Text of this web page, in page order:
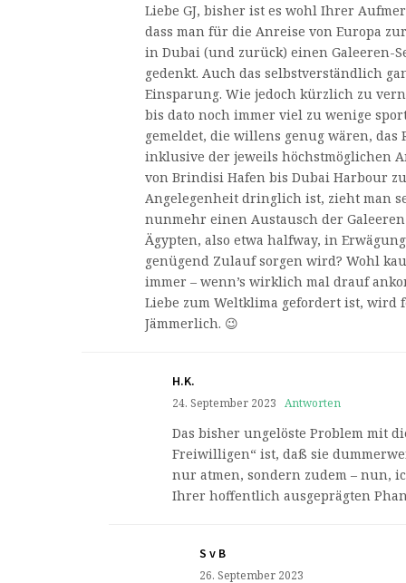
Liebe GJ, bisher ist es wohl Ihrer
dass man für die Anreise von Europa
in Dubai (und zurück) einen Galeeren-
gedenkt. Auch das selbstverständlich
Einsparung. Wie jedoch kürzlich zu
bis dato noch immer viel zu wenige
gemeldet, die willens genug wären, das
inklusive der jeweils höchstmöglichen
von Brindisi Hafen bis Dubai Harbour
Angelegenheit dringlich ist, zieht man
nunmehr einen Austausch der
Ägypten, also etwa halfway, in
genügend Zulauf sorgen wird? Wohl
immer – wenn’s wirklich mal drauf
Liebe zum Weltklima gefordert ist, wird
Jämmerlich. 😉
H.K.
24. September 2023 Antworten
Das bisher ungelöste Problem mit
Freiwilligen“ ist, daß sie
nur atmen, sondern zudem – nun,
Ihrer hoffentlich ausgeprägten
S v B
26. September 2023